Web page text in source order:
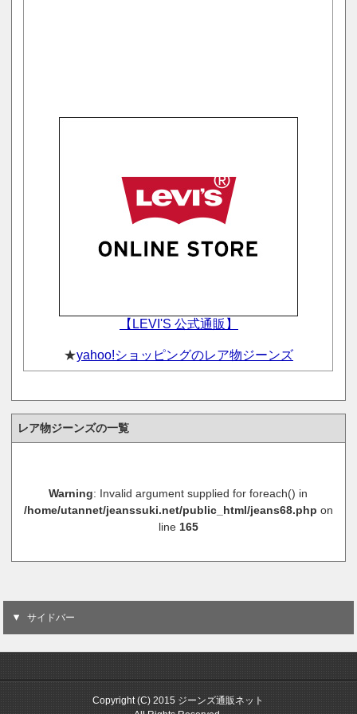
【LEVI'S 公式通販】
★yahoo!ショッピングのレア物ジーンズ
レア物ジーンズの一覧
Warning: Invalid argument supplied for foreach() in
/home/utannet/jeanssuki.net/public_html/jeans68.php on
line 165
サイドバー
Copyright (C) 2015 ジーンズ通販ネット